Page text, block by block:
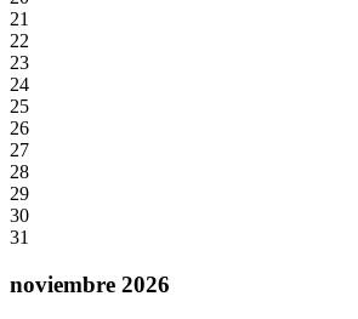
21
22
23
24
25
26
27
28
29
30
31
noviembre 2026